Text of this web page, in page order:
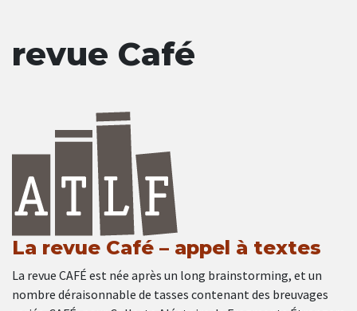
revue Café
La revue Café – appel à textes
La revue CAFÉ est née après un long brainstorming, et un
nombre déraisonnable de tasses contenant des breuvages